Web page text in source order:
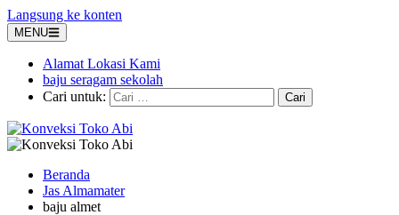
Langsung ke konten
MENU
Alamat Lokasi Kami
baju seragam sekolah
Cari untuk:
Beranda
Jas Almamater
baju almet